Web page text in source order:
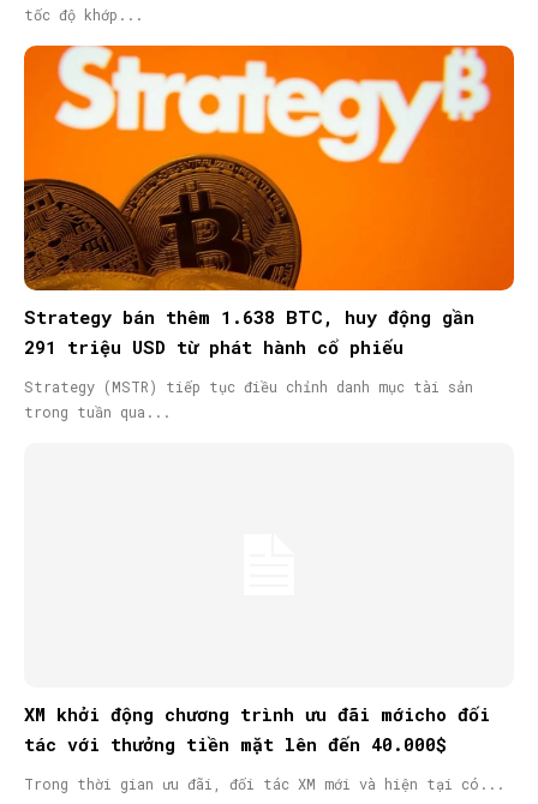
tốc độ khớp...
Strategy bán thêm 1.638 BTC, huy động gần
291 triệu USD từ phát hành cổ phiếu
Strategy (MSTR) tiếp tục điều chỉnh danh mục tài sản
trong tuần qua...
XM khởi động chương trình ưu đãi mớicho đối
tác với thưởng tiền mặt lên đến 40.000$
Trong thời gian ưu đãi, đối tác XM mới và hiện tại có...